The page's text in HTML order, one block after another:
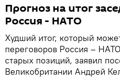
Прогноз на итог
Россия - НАТО
Худший итог, который
переговоров Россия –
старых позиций, заявил
Великобритании Андрей